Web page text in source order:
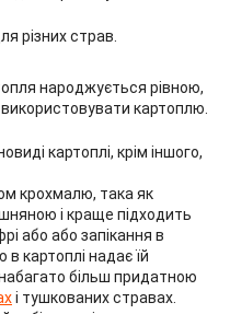
різних страв.
народжується рівною,
картоплю.
картоплі, крім іншого,
крохмалю, така як
і краще підходить
або або запікання в
картоплі надає їй
більш придатною
і тушкованих стравах.